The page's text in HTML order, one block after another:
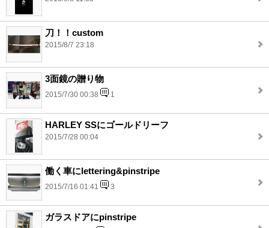
刀！！custom
2015/8/7 23:18
3面鏡の贈り物
2015/7/30 00:38 1
HARLEY SSにゴールドリーフ
2015/7/28 00:04
働く車にlettering&pinstripe
2015/7/16 01:41 3
ガラスドアにpinstripe